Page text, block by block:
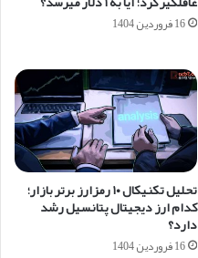
16 فروردین 1404
تحلیل تکنیکال ۱۰ رمزارز برتر بازار؛
کدام ارز دیجیتال پتانسیل رشد
دارد؟
16 فروردین 1404